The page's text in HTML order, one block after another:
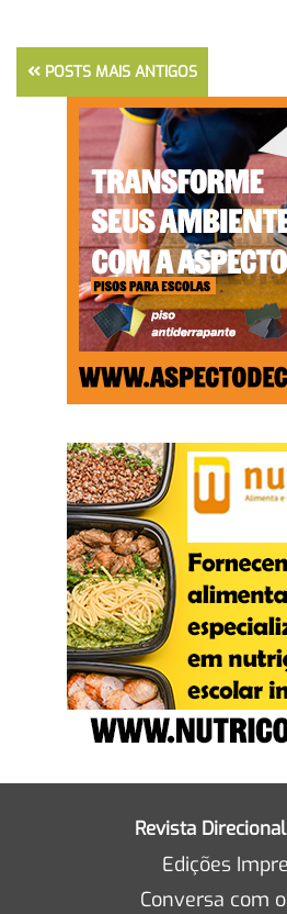
POSTS MAIS ANTIGOS
Revista
Edições
Conversa com